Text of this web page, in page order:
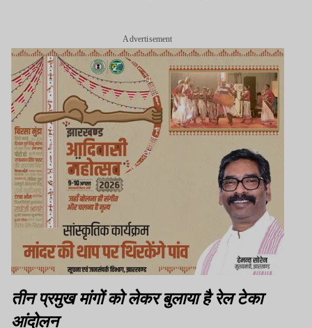
Advertisement
तीन प्रमुख मांगों को लेकर बुलाया है रेल टेका
आंदोलन